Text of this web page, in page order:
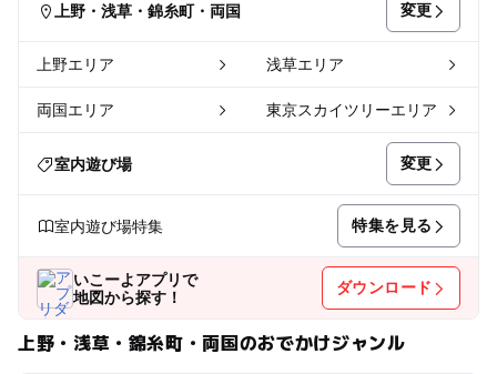
上野・浅草・錦糸町・両国 変更
上野エリア 浅草エリア
両国エリア 東京スカイツリーエリア
室内遊び場 変更
室内遊び場特集 特集を見る
いこーよアプリで
地図から探す！
ダウンロード
上野・浅草・錦糸町・両国のおでかけジャンル